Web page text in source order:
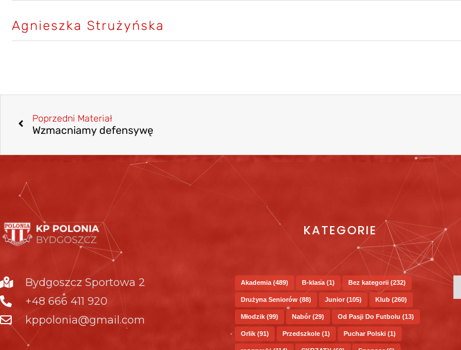
Agnieszka Strużyńska
Poprzedni Materiał
Wzmacniamy defensywę
Bydgoszcz Sportowa 2
+48 666 411 920
kppolonia@gmail.com
KATEGORIE
Akademia(489) B-klasa(1) Bez kategorii(232)
Drużyna Seniorów(88) Junior(105) Klub(260)
Młodzik(99) Nabór(29) Od Pasji Do Futbolu (13)
Orlik(91) Przedszkole(1) Puchar Polski(1)